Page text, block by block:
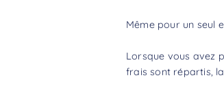
Même pour un seul
Lorsque vous avez
frais sont répartis,